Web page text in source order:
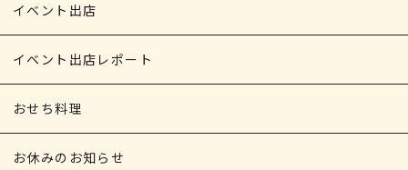
イベント出店
イベント出店レポート
おせち料理
お休みのお知らせ